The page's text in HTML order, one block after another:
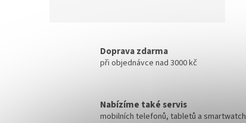
Doprava zdarma
při objednávce nad 3000 kč
Nabízíme také servis
mobilních telefonů, tabletů a smartwatch